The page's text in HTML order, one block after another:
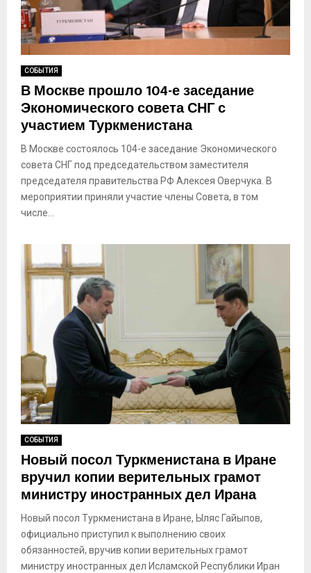
СОБЫТИЯ
В Москве прошло 104-е заседание
Экономического совета СНГ с
участием Туркменистана
В Москве состоялось 104-е заседание Экономического
совета СНГ под председательством заместителя
председателя правительства РФ Алексея Оверчука. В
мероприятии приняли участие члены Совета, в том
числе...
СОБЫТИЯ
Новый посол Туркменистана в Иране
вручил копии верительных грамот
министру иностранных дел Ирана
Новый посол Туркменистана в Иране, Ыляс Гайыпов,
официально приступил к выполнению своих
обязанностей, вручив копии верительных грамот
министру иностранных дел Исламской Республики Иран